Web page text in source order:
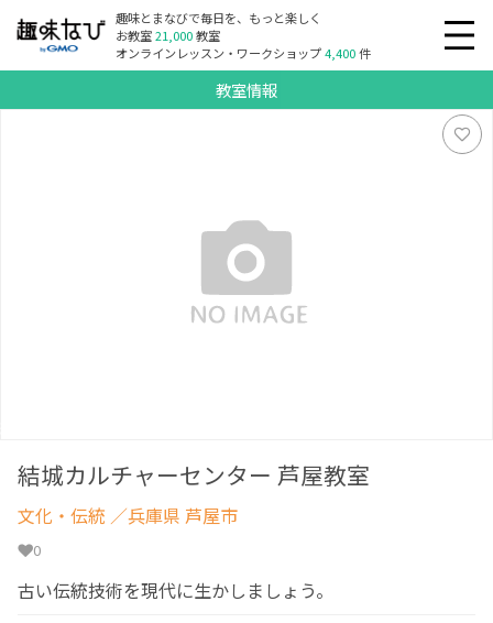
趣味とまなびで毎日を、もっと楽しく
お教室21,000教室
オンラインレッスン・ワークショップ4,400件
教室情報
結城カルチャーセンター 芦屋教室
文化・伝統 ／兵庫県 芦屋市
0
古い伝統技術を現代に生かしましょう。